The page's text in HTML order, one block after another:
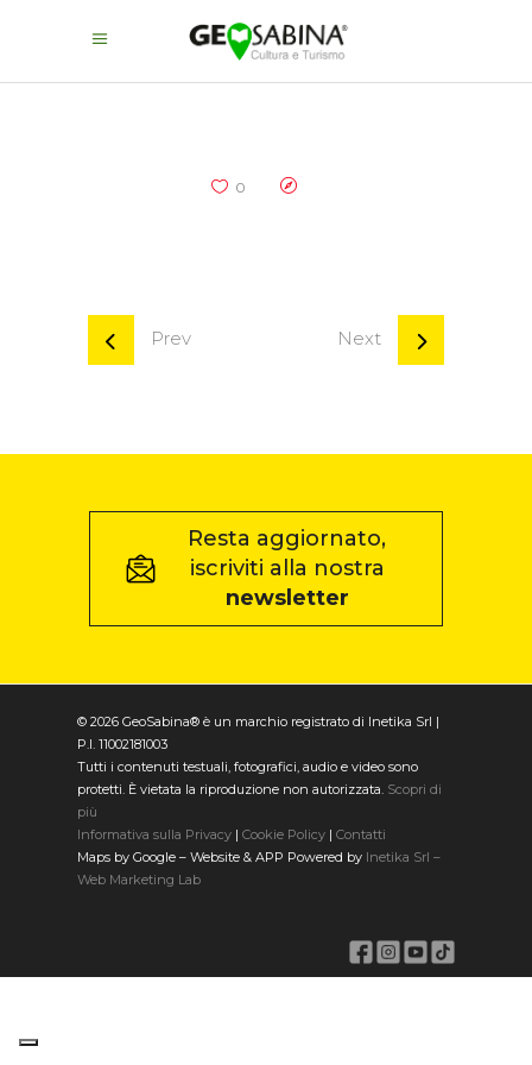
0
Prev Next
Resta aggiornato,
iscriviti alla nostra
newsletter
© 2026 GeoSabina® è un marchio registrato di Inetika Srl |
P.I. 11002181003
Tutti i contenuti testuali, fotografici, audio e video sono
protetti. È vietata la riproduzione non autorizzata. Scopri di
più
Informativa sulla Privacy | Cookie Policy | Contatti
Maps by Google – Website & APP Powered by Inetika Srl –
Web Marketing Lab